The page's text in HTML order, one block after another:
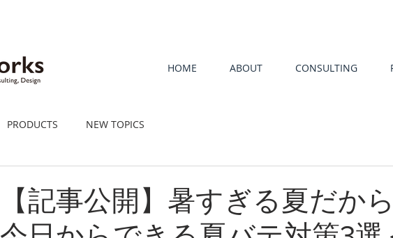
HOME ABOUT CONSULTING
PRODUCTS NEW TOPICS
【記事公開】暑すぎる夏だか